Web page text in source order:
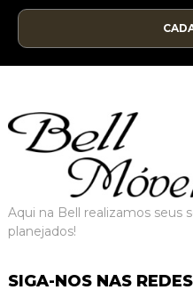
Aqui na Bell realizamos seus
planejados!
SIGA-NOS NAS